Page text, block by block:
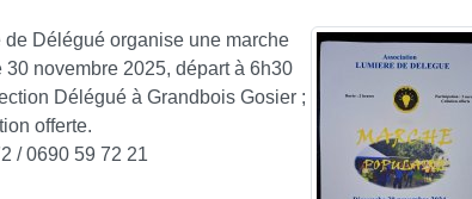
de Délégué organise une marche
novembre 2025, départ à 6h30
Délégué à Grandbois Gosier ;
offerte.
/ 0690 59 72 21